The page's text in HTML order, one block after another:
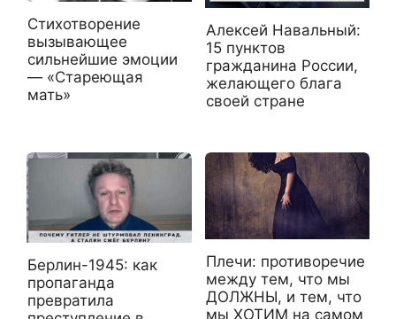
Стихотворение
вызывающее
сильнейшие эмоции
— «Стареющая
мать»
Алексей Навальный:
15 пунктов
гражданина России,
желающего блага
своей стране
Берлин-1945: как
пропаганда
превратила
Плечи: противоречие
между тем, что мы
ДОЛЖНЫ, и тем, что
мы ХОТИМ на самом